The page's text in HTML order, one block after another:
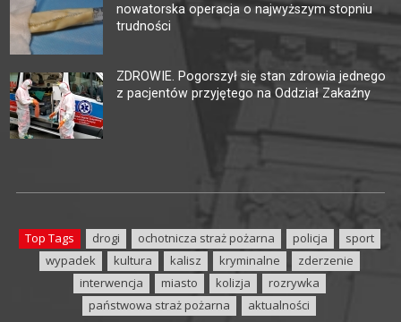
nowatorska operacja o najwyższym stopniu
trudności
ZDROWIE. Pogorszył się stan zdrowia jednego
z pacjentów przyjętego na Oddział Zakaźny
Top Tags drogi ochotnicza straż pożarna policja
sport
wypadek
kultura kalisz kryminalne
zderzenie
interwencja
miasto kolizja
rozrywka
państwowa straż pożarna
aktualności